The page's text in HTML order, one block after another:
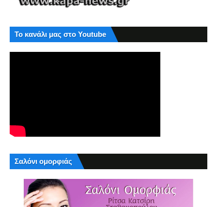
Το κανάλι μας στο Youtube
Σαλόνι ομορφιάς